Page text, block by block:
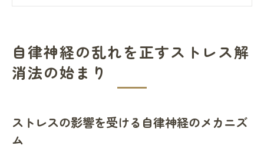
自律神経を整えるための基本的な生活習慣
専門家が推奨する自律神経ケアの重要性
自律神経の乱れを正すストレス解
消法の始まり
ストレスの影響を受ける自律神経のメカニズ
ム